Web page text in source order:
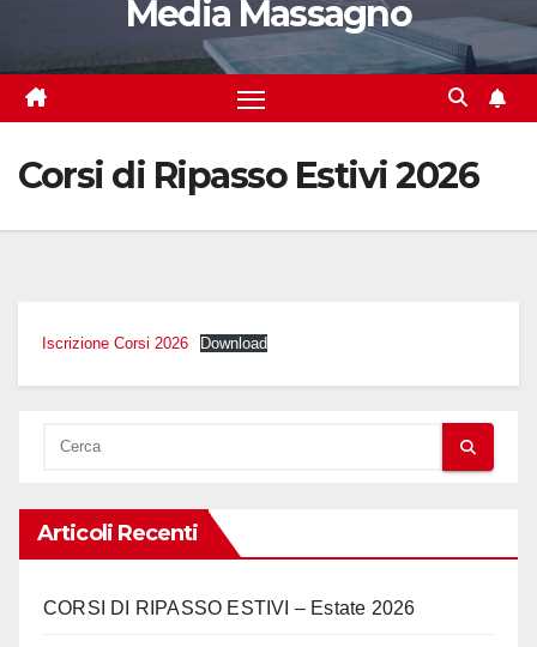
Media Massagno
Corsi di Ripasso Estivi 2026
Iscrizione Corsi 2026 Download
Articoli Recenti
CORSI DI RIPASSO ESTIVI – Estate 2026